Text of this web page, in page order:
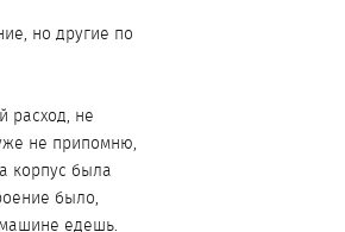
но другие по
расход, не
не припомню,
корпус была
было,
едешь.